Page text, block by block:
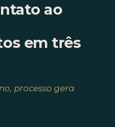
ao
em três
processo gera